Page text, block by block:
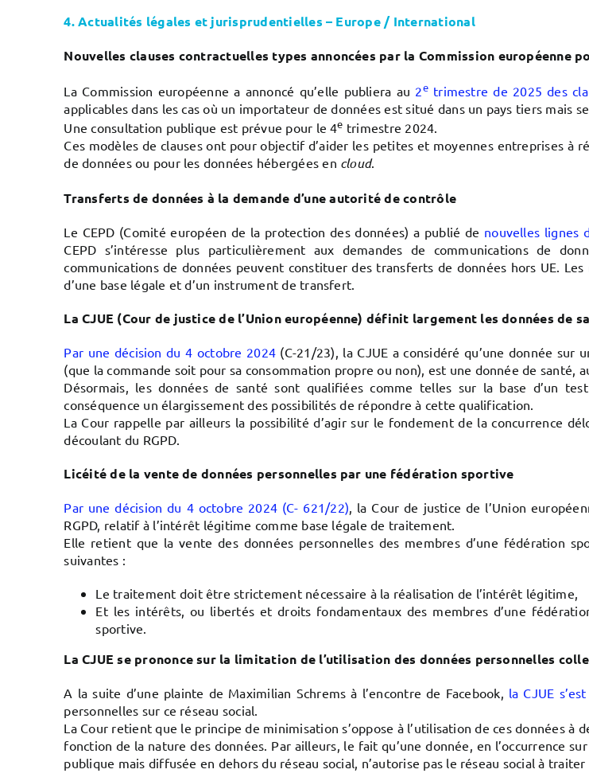
4. Actualités légales et jurisprudentielles – Europe / International
Nouvelles clauses contractuelles types annoncées par la Commission européenne
La Commission européenne a annoncé qu’elle publiera au 2etrimestre de 2025 des
applicables dans les cas où un importateur de données est situé dans un pays tiers mais
Une consultation publique est prévue pour le 4e trimestre 2024.
Ces modèles de clauses ont pour objectif d’aider les petites et moyennes entreprises à
de données ou pour les données hébergées en cloud.
Transferts de données à la demande d’une autorité de contrôle
Le CEPD (Comité européen de la protection des données) a publié de nouvelles lignes
CEPD s’intéresse plus particulièrement aux demandes de communications de
communications de données peuvent constituer des transferts de données hors UE.
d’une base légale et d’un instrument de transfert.
La CJUE (Cour de justice de l’Union européenne) définit largement les données de
Par une décision du 4 octobre 2024 (C-21/23), la CJUE a considéré qu’une donnée
(que la commande soit pour sa consommation propre ou non), est une donnée de santé,
Désormais, les données de santé sont qualifiées comme telles sur la base d’un
conséquence un élargissement des possibilités de répondre à cette qualification.
La Cour rappelle par ailleurs la possibilité d’agir sur le fondement de la concurrence
découlant du RGPD.
Licéité de la vente de données personnelles par une fédération sportive
Par une décision du 4 octobre 2024 (C- 621/22) , la Cour de justice de l’Union
RGPD, relatif à l’intérêt légitime comme base légale de traitement.
Elle retient que la vente des données personnelles des membres d’une fédération
suivantes :
Le traitement doit être strictement nécessaire à la réalisation de l’intérêt légitime,
Et les intérêts, ou libertés et droits fondamentaux des membres d’une
sportive.
La CJUE se prononce sur la limitation de l’utilisation des données personnelles
A la suite d’une plainte de Maximilian Schrems à l’encontre de Facebook, la CJUE
personnelles sur ce réseau social.
La Cour retient que le principe de minimisation s’oppose à l’utilisation de ces données
fonction de la nature des données. Par ailleurs, le fait qu’une donnée, en l’occurrence
publique mais diffusée en dehors du réseau social, n’autorise pas le réseau social à traiter